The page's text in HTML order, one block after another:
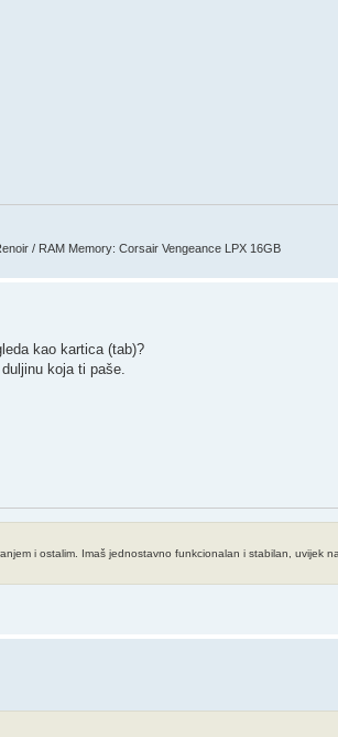
/ RAM Memory: Corsair Vengeance LPX 16GB
kao kartica (tab)?
koja ti paše.
i ostalim. Imaš jednostavno funkcionalan i stabilan, uvijek